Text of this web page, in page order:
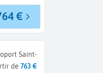
€
Saint-
de763 €